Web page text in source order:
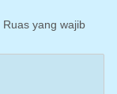
Ruas yang wajib